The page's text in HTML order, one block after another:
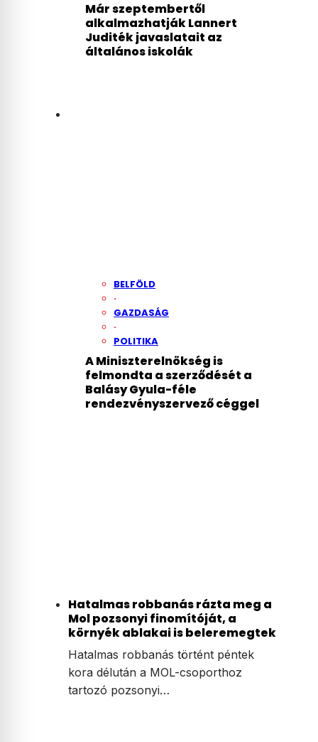
Már szeptembertől
alkalmazhatják Lannert
Juditék javaslatait az
általános iskolák
BELFÖLD
·
GAZDASÁG
·
POLITIKA
A Miniszterelnökség is
felmondta a szerződését a
Balásy Gyula-féle
rendezvényszervező céggel
Hatalmas robbanás rázta meg a
Mol pozsonyi finomítóját, a
környék ablakai is beleremegtek
Hatalmas robbanás történt péntek
kora délután a MOL-csoporthoz
tartozó pozsonyi…